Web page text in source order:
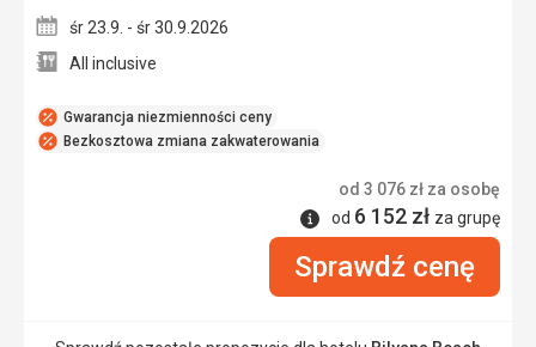
Gwarancja niezmienności ceny
Bezkosztowa zmiana zakwaterowania
śr 23.9. - śr 30.9.2026
All inclusive
od 3 076 zł za osobę
Informacje
od 6 152 zł za grupę
Sprawdź cenę